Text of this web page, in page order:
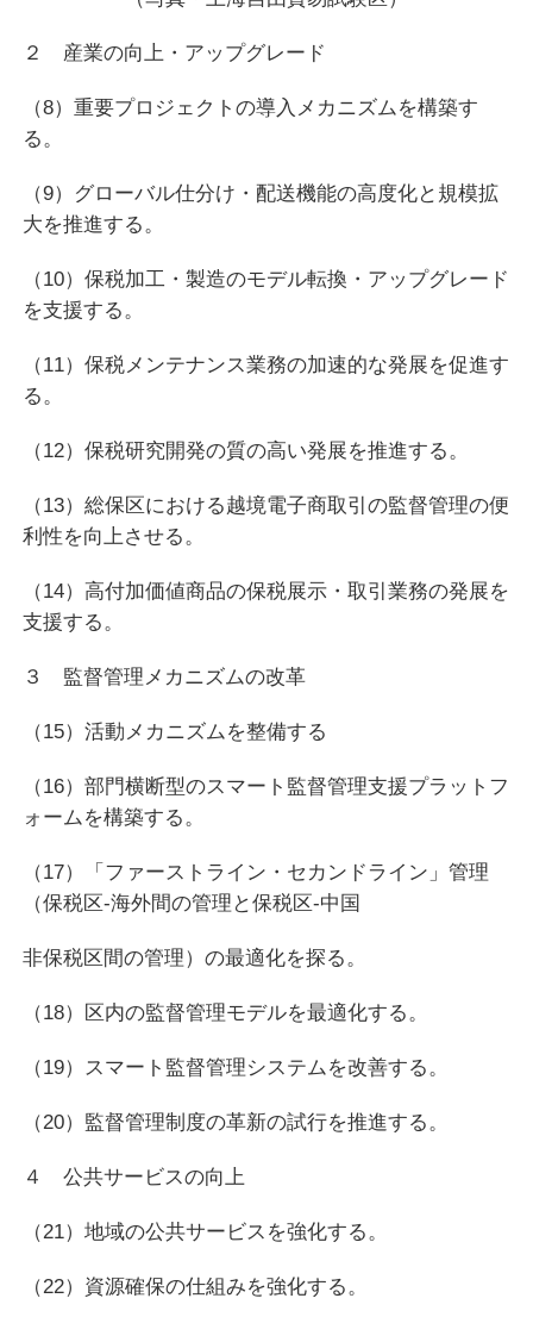
２ 産業の向上・アップグレード
（8）重要プロジェクトの導入メカニズムを構築す
る。
（9）グローバル仕分け・配送機能の高度化と規模拡
大を推進する。
（10）保税加工・製造のモデル転換・アップグレード
を支援する。
（11）保税メンテナンス業務の加速的な発展を促進す
る。
（12）保税研究開発の質の高い発展を推進する。
（13）総保区における越境電子商取引の監督管理の便
利性を向上させる。
（14）高付加価値商品の保税展示・取引業務の発展を
支援する。
３ 監督管理メカニズムの改革
（15）活動メカニズムを整備する
（16）部門横断型のスマート監督管理支援プラットフ
ォームを構築する。
（17）「ファーストライン・セカンドライン」管理
（保税区-海外間の管理と保税区-中国
非保税区間の管理）の最適化を探る。
（18）区内の監督管理モデルを最適化する。
（19）スマート監督管理システムを改善する。
（20）監督管理制度の革新の試行を推進する。
４ 公共サービスの向上
（21）地域の公共サービスを強化する。
（22）資源確保の仕組みを強化する。